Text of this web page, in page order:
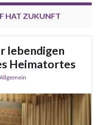
HAT ZUKUNFT
lebendigen
Heimatortes
Allgemein